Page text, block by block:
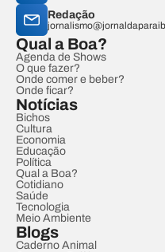
Redação
Qual a Boa?
Agenda de Shows
O que fazer?
Onde comer e beber?
Onde ficar?
Notícias
Bichos
Cultura
Economia
Educação
Política
Qual a Boa?
Cotidiano
Saúde
Tecnologia
Meio Ambiente
Blogs
Caderno Animal